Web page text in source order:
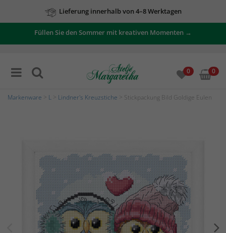
Lieferung innerhalb von 4–8 Werktagen
Füllen Sie den Sommer mit kreativen Momenten →
0 0
Markenware L Lindner's Kreuzstiche > Stickpackung Bild Goldige Eulen